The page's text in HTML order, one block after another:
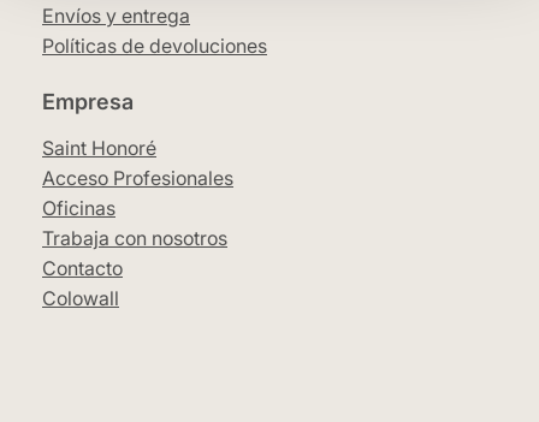
Envíos y entrega
Políticas de devoluciones
Empresa
Saint Honoré
Acceso Profesionales
Oficinas
Trabaja con nosotros
Contacto
Colowall